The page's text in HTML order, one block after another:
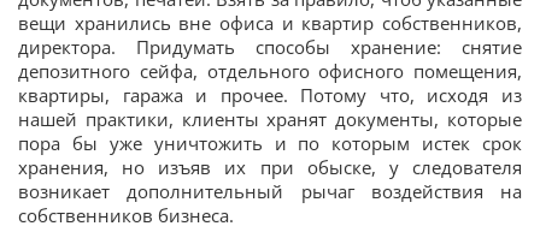
вещи хранились вне офиса и квартир собственников,
директора. Придумать способы хранение: снятие
депозитного сейфа, отдельного офисного помещения,
квартиры, гаража и прочее. Потому что, исходя из
нашей практики, клиенты хранят документы, которые
пора бы уже уничтожить и по которым истек срок
хранения, но изъяв их при обыске, у следователя
возникает дополнительный рычаг воздействия на
собственников бизнеса.